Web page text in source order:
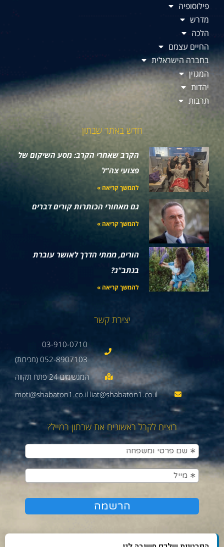
פילוסופיה
מדרש
הלכה
החיים עצמם
בחברה הישראלית
המגזין
יהדות
תרבות
חדש באתר שבתון
הקרב שאחרי הקרב: מסע השיקום של
פצועי צה"ל
להמשך קריאה »
גם מאחורי הכותרות קורים דברים
להמשך קריאה »
הורים, ממתי הדרך לאושר עוברת
בנתב"ג?
להמשך קריאה »
יצירת קשר
03-910-0710
052-8907103 (מכירות)
moti@shabaton1.co.il liat@shabaton1.co.il
רוצים לקבל ראשונים את שבתון במייל?